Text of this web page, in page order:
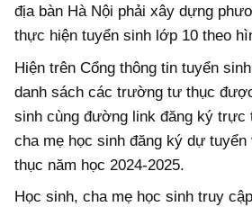
địa bàn Hà Nội phải xây dựng
thực hiện tuyển sinh lớp 10 theo
Hiện trên Cổng thông tin tuyển
danh sách các trường tư thục
sinh cùng đường link đăng ký trực
cha mẹ học sinh đăng ký dự
thục năm học 2024-2025.
Học sinh, cha mẹ học sinh truy